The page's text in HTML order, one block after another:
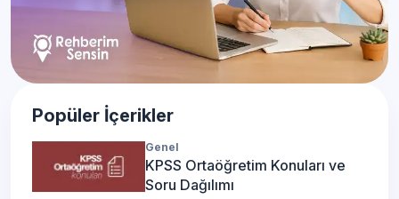
Popüler İçerikler
Genel
KPSS Ortaöğretim Konuları ve
Soru Dağılımı